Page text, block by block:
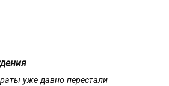
уже давно перестали